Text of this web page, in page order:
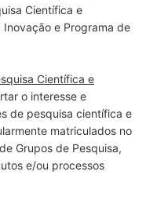
Científica e
e Programa de
Científica e
o interesse e
de pesquisa científica e
matriculados no
Grupos de Pesquisa,
e/ou processos